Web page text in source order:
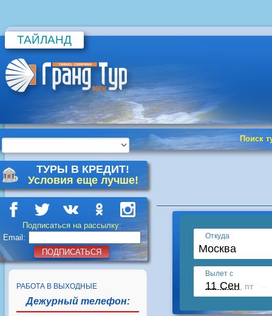
ТАЙЛАНД
Поиск
ТУРЫ В КРЕДИТ!
Условия еще лучше!
Подписаться на рассылку:
Email:
ПОДПИСАТЬСЯ
РАБОТА В ВЫХОДНЫЕ
Дежурный телефон: